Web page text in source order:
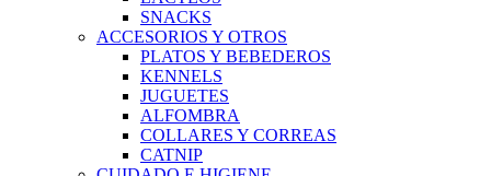
SNACKS
ACCESORIOS Y OTROS
PLATOS Y BEBEDEROS
KENNELS
JUGUETES
ALFOMBRA
COLLARES Y CORREAS
CATNIP